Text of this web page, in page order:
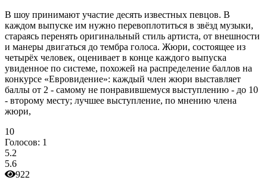
В шоу принимают участие десять известных певцов. В
каждом выпуске им нужно перевоплотиться в звёзд музыки,
стараясь перенять оригинальный стиль артиста, от внешности
и манеры двигаться до тембра голоса. Жюри, состоящее из
четырёх человек, оценивает в конце каждого выпуска
увиденное по системе, похожей на распределение баллов на
конкурсе «Евровидение»: каждый член жюри выставляет
баллы от 2 - самому не понравившемуся выступлению - до 10
- второму месту; лучшее выступление, по мнению члена
жюри,
10
Голосов: 1
5.2
5.6
922